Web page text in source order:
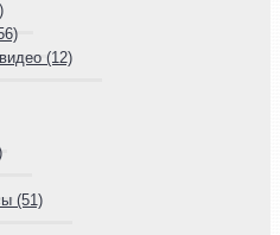
(12)
(51)